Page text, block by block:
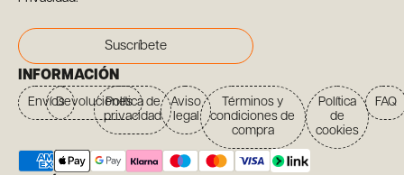
Suscríbete
INFORMACIÓN
EnvíosDevolucionesPolítica de
privacidad
Aviso
legal
Términos y
condiciones de
compra
Política
de
cookies
FAQ